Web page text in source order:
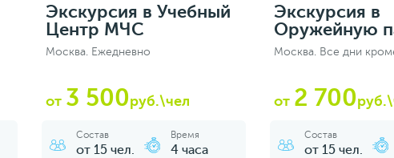
Экскурсия в Учебный
Центр МЧС
Москва. Ежедневно
от 3 500руб.\чел
Состав
от 15 чел.
Время
4 часа
Экскурсия в
Оружейную
Москва. Все дни
от 2 700
Состав
от 15 чел.